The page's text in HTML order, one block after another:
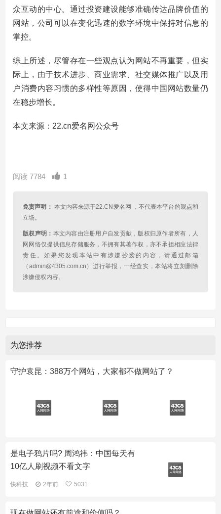
众互动的中心。通过投资建设能够准确传达品牌价值的
网站，公司可以在变化迅速的数字环境中保持对信息的
掌控。
综上所述，尽管存在一些观点认为网站不再重要，但实
际上，由于技术进步、商业需求、社交媒体推广以及用
户消费内容习惯的多样性等原因，使得中国网站数量仍
在稳步增长。
本文来源：22.cn爱名网公众号
阅读 7784 1
免责声明： 本文内容来源于22.CN爱名网 ，不代表本平台的观点和
立场。
版权声明： 本文内容由注册用户自发贡献，版权归原作者所有，人
网网络仅提供信息存储服务，不拥有其著作权，亦不承担相应法律
责任。如果您发现本站中有涉嫌抄袭的内容，请通过邮箱
（admin@4305.com.cn）进行举报，一经查实，本站将立刻删除
涉嫌侵权内容。
为您推荐
守护袁昆：388万个网站，大家都不做网站了？
是电子鸦片吗? 周鸿祎：中国每天有
10亿人刷视频不看文字
快科技 2年前 5031